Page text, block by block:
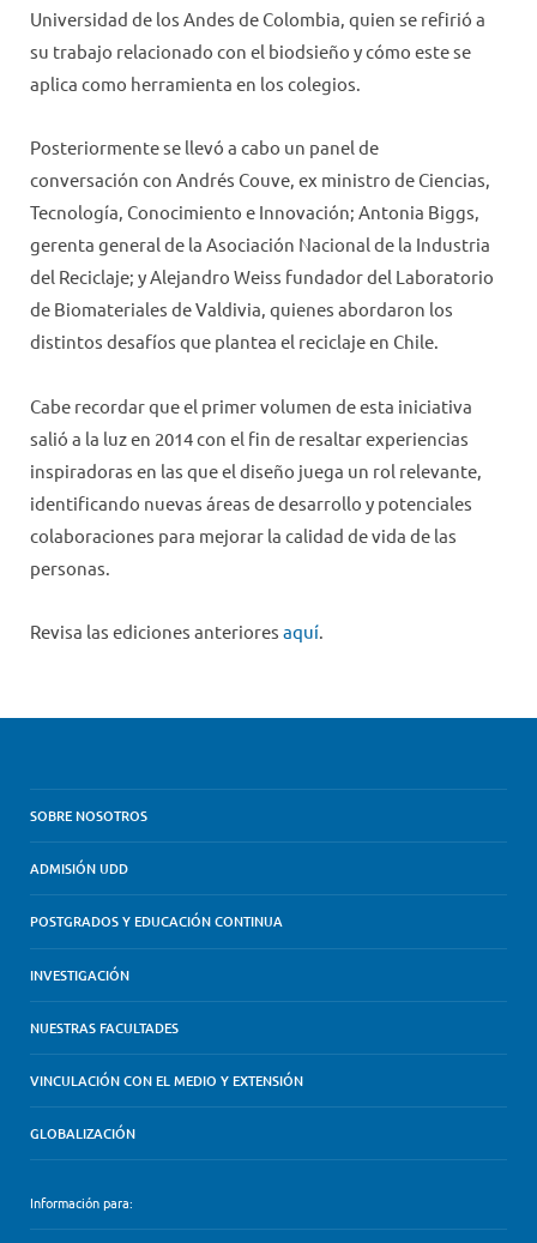
Universidad de los Andes de Colombia, quien se refirió a
su trabajo relacionado con el biodsieño y cómo este se
aplica como herramienta en los colegios.
Posteriormente se llevó a cabo un panel de
conversación con Andrés Couve, ex ministro de Ciencias,
Tecnología, Conocimiento e Innovación; Antonia Biggs,
gerenta general de la Asociación Nacional de la Industria
del Reciclaje; y Alejandro Weiss fundador del Laboratorio
de Biomateriales de Valdivia, quienes abordaron los
distintos desafíos que plantea el reciclaje en Chile.
Cabe recordar que el primer volumen de esta iniciativa
salió a la luz en 2014 con el fin de resaltar experiencias
inspiradoras en las que el diseño juega un rol relevante,
identificando nuevas áreas de desarrollo y potenciales
colaboraciones para mejorar la calidad de vida de las
personas.
Revisa las ediciones anteriores aquí.
SOBRE NOSOTROS
ADMISIÓN UDD
POSTGRADOS Y EDUCACIÓN CONTINUA
INVESTIGACIÓN
NUESTRAS FACULTADES
VINCULACIÓN CON EL MEDIO Y EXTENSIÓN
GLOBALIZACIÓN
Información para: